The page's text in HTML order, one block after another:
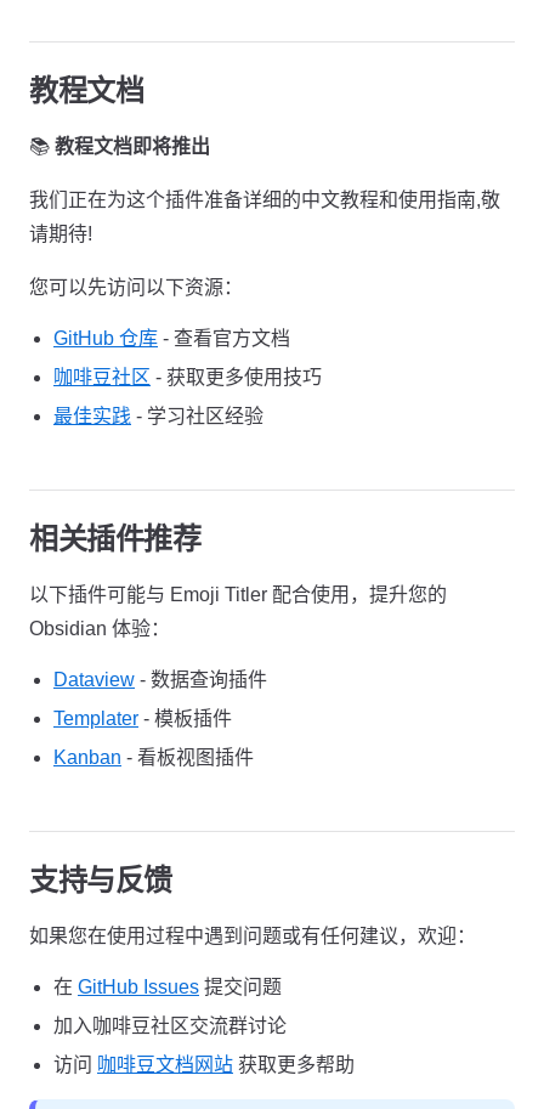
教程文档
📚 教程文档即将推出
我们正在为这个插件准备详细的中文教程和使用指南,敬
请期待!
您可以先访问以下资源：
GitHub 仓库 - 查看官方文档
咖啡豆社区 - 获取更多使用技巧
最佳实践 - 学习社区经验
相关插件推荐
以下插件可能与 Emoji Titler 配合使用，提升您的
Obsidian 体验：
Dataview - 数据查询插件
Templater - 模板插件
Kanban - 看板视图插件
支持与反馈
如果您在使用过程中遇到问题或有任何建议，欢迎：
在 GitHub Issues 提交问题
加入咖啡豆社区交流群讨论
访问 咖啡豆文档网站 获取更多帮助